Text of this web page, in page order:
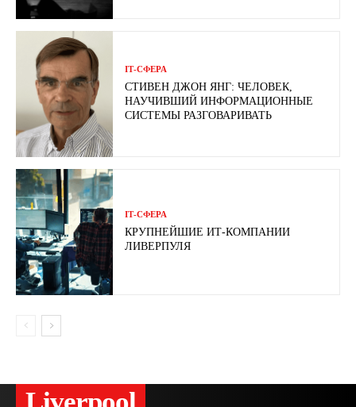
ІТ-СФЕРА
СТИВЕН ДЖОН ЯНГ: ЧЕЛОВЕК,
НАУЧИВШИЙ ИНФОРМАЦИОННЫЕ
СИСТЕМЫ РАЗГОВАРИВАТЬ
ІТ-СФЕРА
КРУПНЕЙШИЕ ИТ-КОМПАНИИ
ЛИВЕРПУЛЯ